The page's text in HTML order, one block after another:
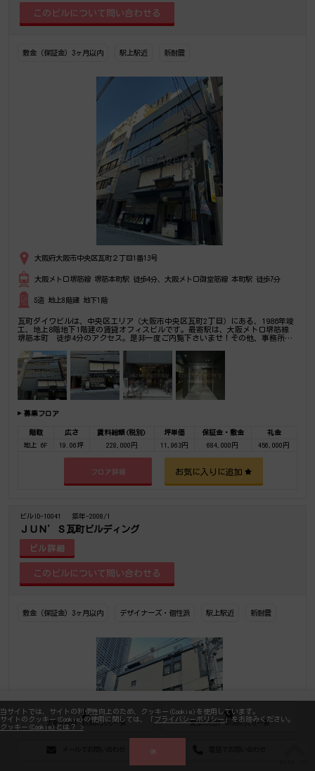
当サイトでは、サイトの利便性向上のため、クッキー(Cookie)を使用しています。
サイトのクッキー(Cookie)の使用に関しては、「 プライバシーポリシー 」をお読みください。
クッキー(Cookie)とは？ >
OK
大阪の物件 お気に入り一覧 東京の物件 お気に入り一覧
敷金（保証金）3ヶ月以内 駅上駅近 新耐震
大阪府大阪市中央区瓦町２丁目1番13号
大阪メトロ堺筋線 堺筋本町駅 徒歩4分、大阪メトロ御堂筋線 本町駅 徒歩7分
S造 地上8階建 地下1階
瓦町ダイワビルは、中央区エリア（大阪市中央区瓦町2丁目）にある、1986年竣
工、地上8階地下1階建の賃貸オフィスビルです。最寄駅は、大阪メトロ堺筋線
堺筋本町 徒歩4分のアクセス。是非一度ご内覧下さいませ！その他、事務所、
募集フロア
階数 広さ 賃料総額(税別) 坪単価 保証金・敷金
礼金
地上 6F
19.06坪 228,000円 11,963円 684,000円 456,000円
フロア詳細 お気に入りに追加
ビルID-10041 築年-2008/1
ＪＵＮ’Ｓ瓦町ビルディング
ビル詳細
敷金（保証金）3ヶ月以内 デザイナーズ・個性派 駅上駅近 新耐震